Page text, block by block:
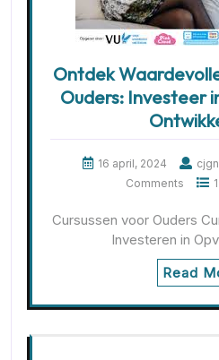
Ontdek
Ouders: Investeer
16 april, 2024
Comments
Cursussen voor Ouders
Investeren in
Read